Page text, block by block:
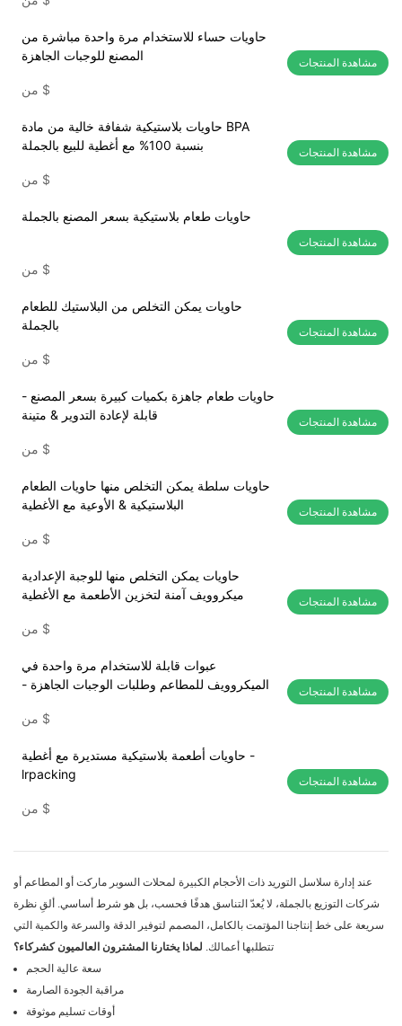
حاويات حساء للاستخدام مرة واحدة مباشرة من
المصنع للوجبات الجاهزة
$
مشاهدة المنتجات
حاويات بلاستيكية شفافة خالية من مادة BPA
بنسبة 100% مع أغطية للبيع بالجملة
$
مشاهدة المنتجات
حاويات طعام بلاستيكية بسعر المصنع بالجملة
$
مشاهدة المنتجات
حاويات يمكن التخلص من البلاستيك للطعام
بالجملة
$
مشاهدة المنتجات
حاويات طعام جاهزة بكميات كبيرة بسعر المصنع -
قابلة لإعادة التدوير & متينة
$
مشاهدة المنتجات
حاويات سلطة يمكن التخلص منها حاويات الطعام
البلاستيكية & الأوعية مع الأغطية
$
مشاهدة المنتجات
حاويات يمكن التخلص منها للوجبة الإعدادية
ميكروويف آمنة لتخزين الأطعمة مع الأغطية
$
مشاهدة المنتجات
عبوات قابلة للاستخدام مرة واحدة في
الميكروويف للمطاعم وطلبات الوجبات الجاهزة -
$
مشاهدة المنتجات
حاويات أطعمة بلاستيكية مستديرة مع أغطية -
lrpacking
$
مشاهدة المنتجات
عند إدارة سلاسل التوريد ذات الأحجام الكبيرة لمحلات السوبر ماركت أو المطاعم أو
شركات التوزيع بالجملة، لا يُعدّ التناسق هدفًا فحسب، بل هو شرط أساسي. ألقِ نظرة
سريعة على خط إنتاجنا المؤتمت بالكامل، المصمم لتوفير الدقة والسرعة والكمية التي
تتطلبها أعمالك. لماذا يختارنا المشترون العالميون كشركاء؟
سعة عالية الحجم
مراقبة الجودة الصارمة
أوقات تسليم موثوقة